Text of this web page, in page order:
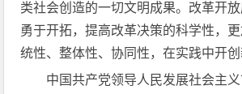
类社会创造的一切文明成果。改革开放
勇于开拓，提高改革决策的科学性，
统性、整体性、协同性，在实践中开创
中国共产党领导人民发展社会主